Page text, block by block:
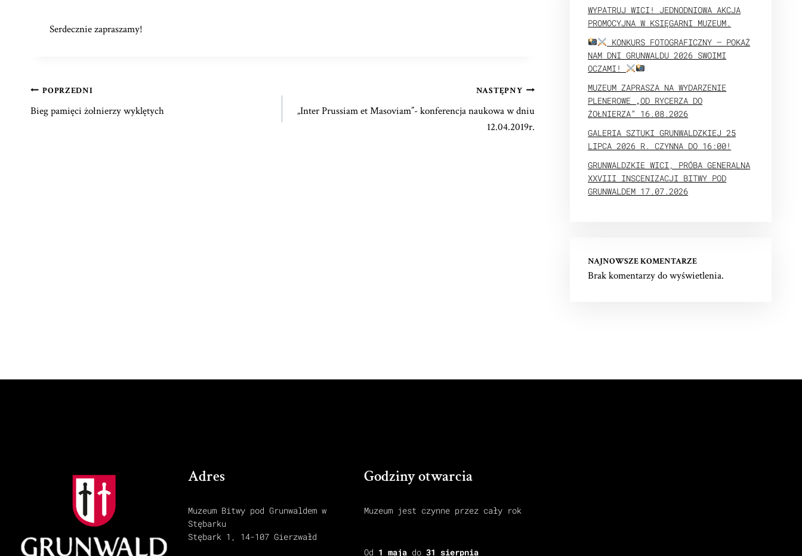
Serdecznie zapraszamy!
POPRZEDNI
Bieg pamięci żołnierzy wyklętych
NASTĘPNY
„Inter Prussiam et Masoviam”- konferencja naukowa w dniu
12.04.2019r.
WYPATRUJ WICI! JEDNODNIOWA AKCJA
PROMOCYJNA W KSIĘGARNI MUZEUM.
KONKURS FOTOGRAFICZNY – POKAŻ
NAM DNI GRUNWALDU 2026 SWOIMI
OCZAMI!
MUZEUM ZAPRASZA NA WYDARZENIE
PLENEROWE „OD RYCERZA DO
ŻOŁNIERZA” 16.08.2026
GALERIA SZTUKI GRUNWALDZKIEJ 25
LIPCA 2026 R. CZYNNA DO 16:00!
GRUNWALDZKIE WICI, PRÓBA GENERALNA
XXVIII INSCENIZACJI BITWY POD
GRUNWALDEM 17.07.2026
NAJNOWSZE KOMENTARZE
Brak komentarzy do wyświetlenia.
Adres
Muzeum Bitwy pod Grunwaldem w
Stębarku
Stębark 1, 14-107 Gierzwałd
Godziny otwarcia
Muzeum jest czynne przez cały rok
Od 1 maja do 31 sierpnia